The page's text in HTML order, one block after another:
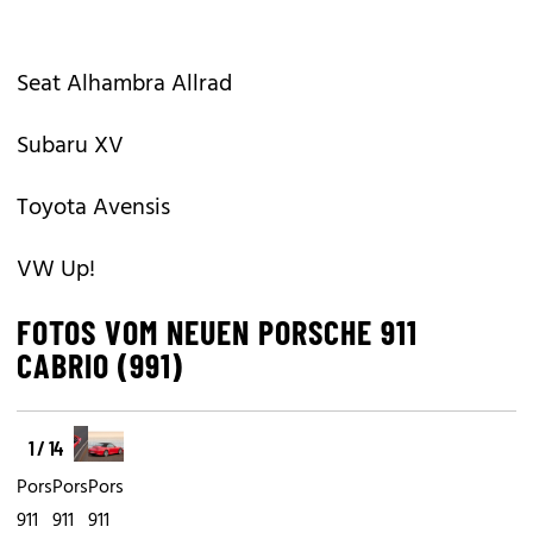
Seat Alhambra Allrad
Subaru XV
Toyota Avensis
VW Up!
FOTOS VOM NEUEN PORSCHE 911
CABRIO (991)
1 / 14
Porsche
911
Porsche
911
Porsche
911